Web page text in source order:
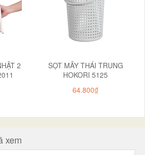
2
SỌT MÂY THÁI TRUNG
HOKORI 5125
64.800₫
xem